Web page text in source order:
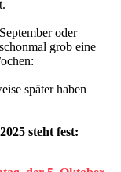
oder
grob eine
später haben
steht fest: